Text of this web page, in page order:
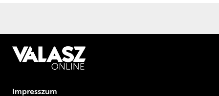
Impresszum